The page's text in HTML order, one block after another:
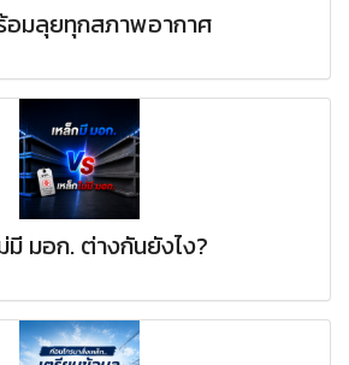
มลุยทุกสภาพอากาศ
มี มอก. ต่างกันยังไง?